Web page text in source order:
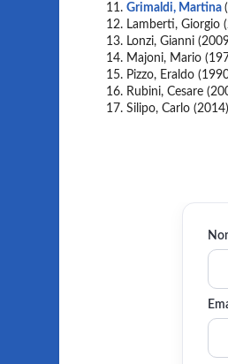
Grimaldi, Martina
Lamberti, Giorgio
Lonzi, Gianni
Majoni, Mario
Pizzo, Eraldo
Rubini, Cesare
Silipo, Carlo